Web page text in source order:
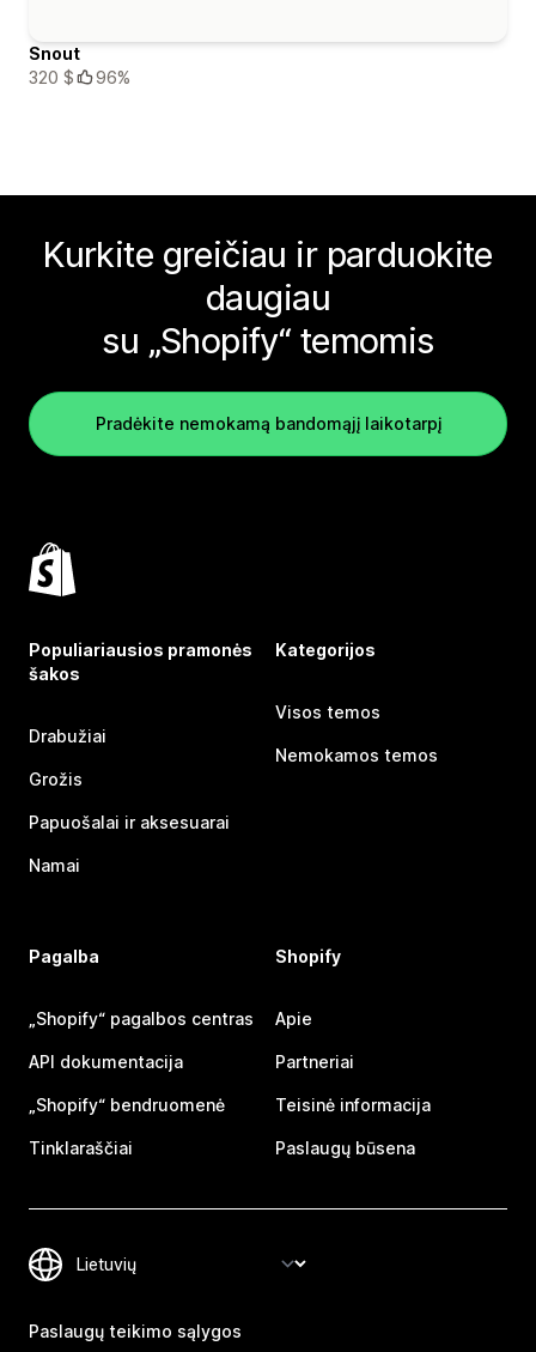
Snout
320 $
96%
Kurkite greičiau ir parduokite
daugiau
su „Shopify“ temomis
Pradėkite nemokamą bandomąjį laikotarpį
Populiariausios pramonės
šakos
Drabužiai
Grožis
Papuošalai ir aksesuarai
Namai
Kategorijos
Visos temos
Nemokamos temos
Pagalba
„Shopify“ pagalbos centras
API dokumentacija
„Shopify“ bendruomenė
Tinklaraščiai
Shopify
Apie
Partneriai
Teisinė informacija
Paslaugų būsena
Paslaugų teikimo sąlygos